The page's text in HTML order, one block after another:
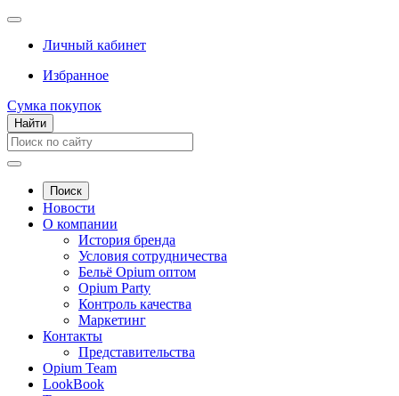
Личный кабинет
Избранное
Сумка покупок
Найти
Поиск
Новости
О компании
История бренда
Условия сотрудничества
Бельё Opium оптом
Opium Party
Контроль качества
Маркетинг
Контакты
Представительства
Opium Team
LookBook